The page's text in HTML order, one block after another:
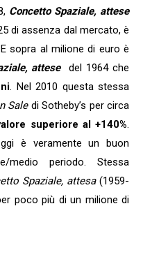
Concetto Spaziale, attese
di assenza dal mercato, è
sopra al milione di euro è
attesedel 1964 che
. Nel 2010 questa stessa
Saledi Sotheby’s per circa
superiore al +140%.
è veramente un buon
medio periodo. Stessa
Spaziale, attesa(1959-
poco più di un milione di